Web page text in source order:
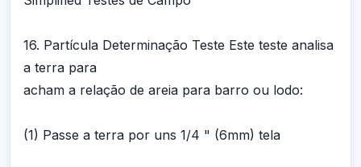
16. Partícula Determinação Teste Este teste analisa
a terra para
acham a relação de areia para barro ou lodo:
(1) Passe a terra por uns 1/4 " (6mm) tela